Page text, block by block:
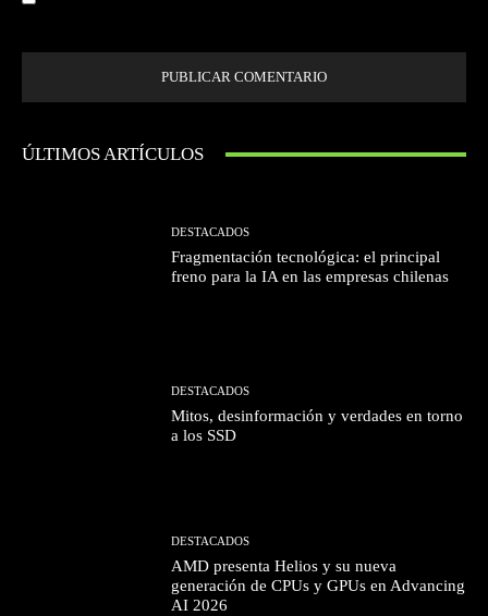
ÚLTIMOS ARTÍCULOS
DESTACADOS
Fragmentación tecnológica: el principal
freno para la IA en las empresas chilenas
DESTACADOS
Mitos, desinformación y verdades en torno
a los SSD
DESTACADOS
AMD presenta Helios y su nueva
generación de CPUs y GPUs en Advancing
AI 2026